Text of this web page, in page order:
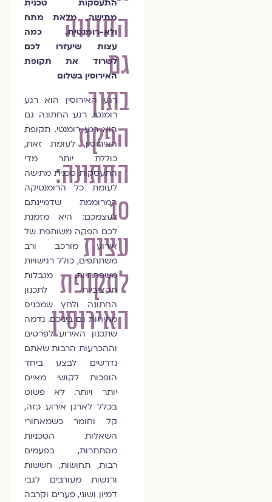
החדווה
גם
בתוך
הפקת
החתונה:
10
עצות
לתקופת
האירוסין
התעסקות טכנית
מתישה, מלאת מתח
ולא-רומנטית. כמה
עצות שיעזרו לכם
לשרוד את תקופת
האירוסין בשלום
רגע האירוסין הוא רגע
רומנטי. רגע החתונה גם
הוא רגע רומנטי. תקופת
האירוסין, לעומת זאת,
כוללת יותר מדי
התעסקות טכנית מתישה
לעומת כל הרומנטיקה
המרוממת שדמיינתם
לעצמכם: היא מזמנת
לכם הפקה משותפת של
אירוע מורכב ורב
משתתפים, כולל רגישויות
משפחתיות, מגבלות
תקציביות לתכנון
החתונה ולחץ שמכניס
מתיחות גם ביניכם. נדמה
שתכנון האירוע לפרטים
וההכרעות הרבות שאתם
נדרשים לבצע ביחד
הופכות לקושי מאיים
יותר ויותר. לא פשוט
בכלל לארגן אירוע כזה,
קל וחומר כשמאחורי
השאלות הטכניות
מסתתרות, בפעמים
רבות, תחושות, חששות
ורגשות מעורבים לגבי
דמיון ושוני, פערים וקרבה